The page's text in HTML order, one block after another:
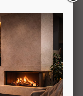
uniek
goede
luchttoevoer
Een goede
rendement en